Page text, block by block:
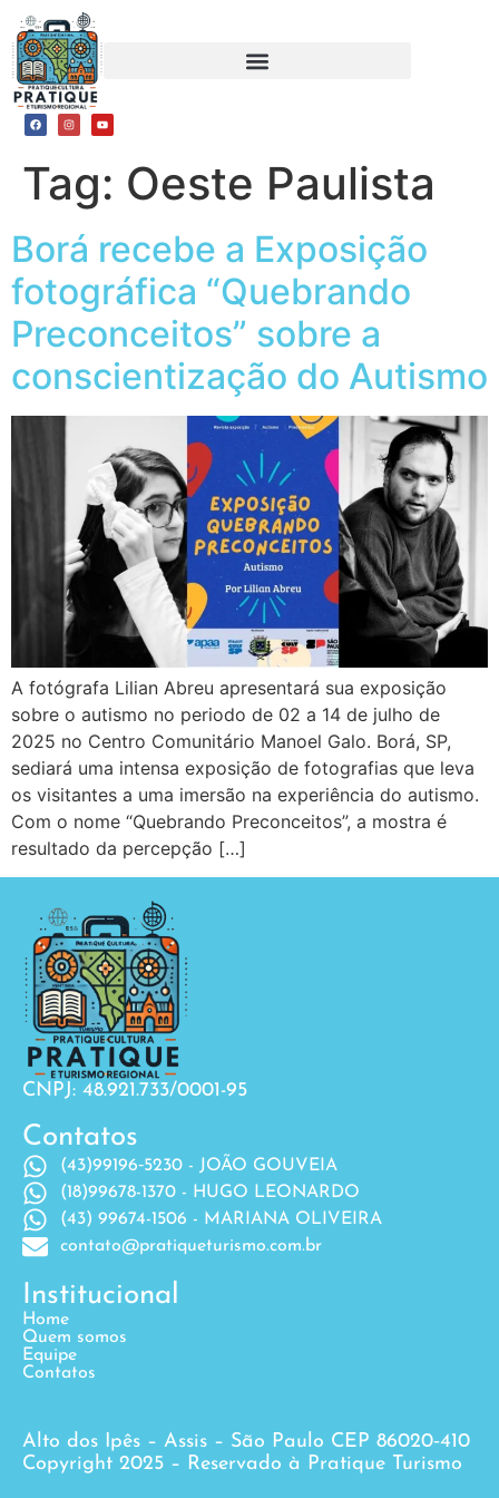
Tag: Oeste Paulista
Borá recebe a Exposição
fotográfica “Quebrando
Preconceitos” sobre a
conscientização do Autismo
A fotógrafa Lilian Abreu apresentará sua exposição
sobre o autismo no periodo de 02 a 14 de julho de
2025 no Centro Comunitário Manoel Galo. Borá, SP,
sediará uma intensa exposição de fotografias que leva
os visitantes a uma imersão na experiência do autismo.
Com o nome “Quebrando Preconceitos”, a mostra é
resultado da percepção […]
CNPJ: 48.921.733/0001-95
Contatos
(43)99196‐5230 - JOÃO GOUVEIA
(18)99678-1370 - HUGO LEONARDO
(43) 99674-1506 - MARIANA OLIVEIRA
contato@pratiqueturismo.com.br
Institucional
Home
Quem somos
Equipe
Contatos
Alto dos Ipês – Assis – São Paulo CEP 86020‐410
Copyright 2025 – Reservado à Pratique Turismo